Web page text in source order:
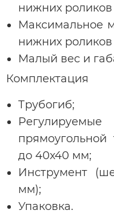
нижних
Максимальное
нижних
Малый вес и
Комплектация
Трубогиб;
прямоугольной
до 40х40 мм;
Инструмент
мм);
Упаковка.